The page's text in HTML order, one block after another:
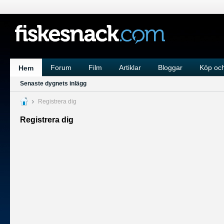
Hem Forum Film Artiklar Bloggar Köp
Senaste dygnets inlägg
Registrera dig
Registrera dig